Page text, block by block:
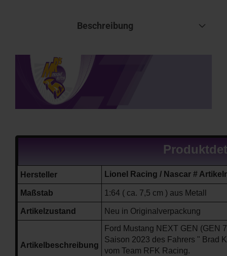
Beschreibung
Hersteller Lionel Racing / Nascar #
Maßstab 1:64 ( ca. 7,5 cm ) aus Metall
Artikelzustand Neu in Originalverpackung
Artikelbeschreibung
Ford Mustang NEXT GEN (GEN
Saison 2023 des Fahrers " Brad
vom Team RFK Racing.